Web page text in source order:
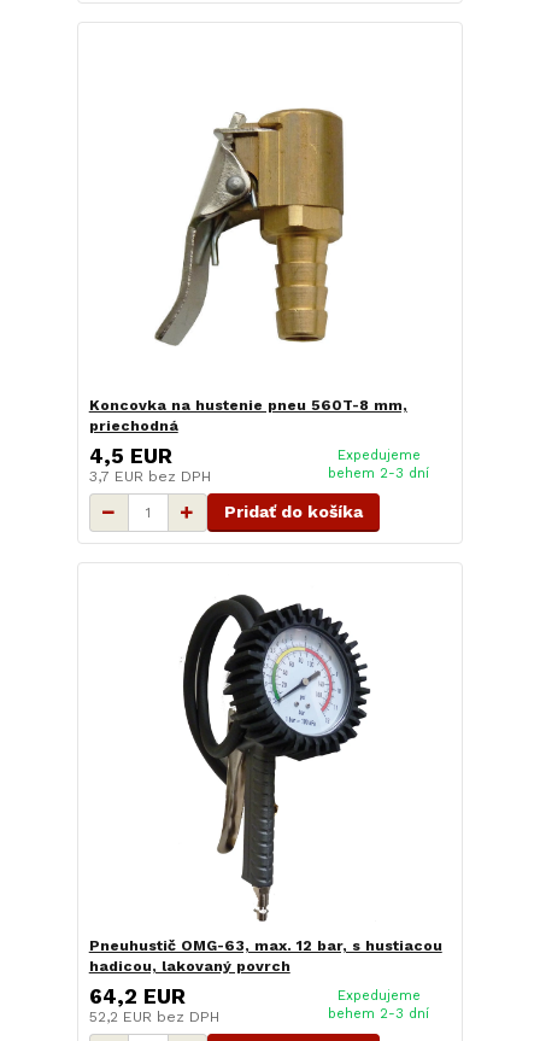
Koncovka na hustenie pneu 560T-8 mm,
priechodná
4,5 EUR
3,7 EUR bez DPH
Expedujeme
behem 2-3 dní
Pridať do košíka
Pneuhustič OMG-63, max. 12 bar, s hustiacou
hadicou, lakovaný povrch
64,2 EUR
52,2 EUR bez DPH
Expedujeme
behem 2-3 dní